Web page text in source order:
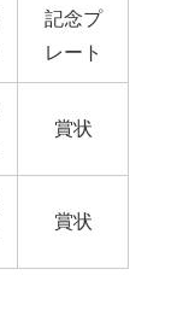
記念プ
レート
賞状
賞状